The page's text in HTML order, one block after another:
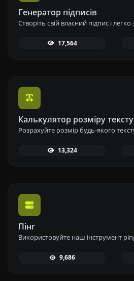
Генератор підписів
17,564
Калькулятор розміру тексту
13,324
Пінг
9,686